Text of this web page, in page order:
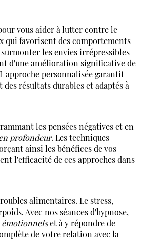
vous aider à lutter contre le
qui favorisent des comportements
les envies irrépressibles
d'une amélioration significative de
personnalisée garantit
résultats durables et adaptés à
les pensées négatives et en
profondeur. Les techniques
ainsi les bénéfices de vos
l'efficacité de ces approches dans
alimentaires. Le stress,
Avec nos séances d'hypnose,
émotionnelset à y répondre de
de votre relation avec la